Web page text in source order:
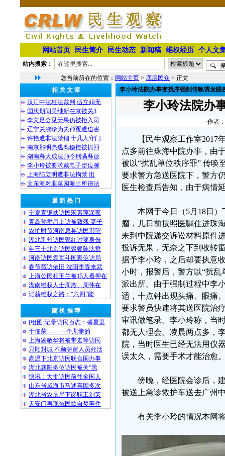
网站首页 民生简介 民生动态 新闻稿 维权经历 个人文
站内搜索：
您当前所在的位置： 网站主页 > 底层民众 > 正文
相 关 文 章
汉江中法枉法裁判 伍立娟无
国庆期间吴继新在京被关3
李文足会见无果仍被拒入司
辽宁关淑珍为夫伸冤遭迫害
许艳遭非法禁锢 十几人守门
南京邵明亮逃离稳控被抓回
湖南释大成法师今刑满释放
李小玲被要求戴电子定位腕
​上海陆立明遭非法拘禁 出
文东海对韭菜园派出所违法
最 新 热 门
宁夏青铜峡访民宋素萍深夜
青岛孙举昌上访被致残 妻子
农忙时节河南息县访民邢望
湖北荆州访民郭红讨要身份
年三十北京访民聚餐陈沈群
河南访民袁军斗国家信访局
春节截访依旧 沈阳李香来武
上海公民程玉兰被15人看押在
湖南维权人士周杰、周伟在
讨薪维权之路：“六四”能
随 机 推 荐
[组图]记录访民百态：盛夏里
于佃荣—— 一个悲惨的
上海凌敏华将被带走等访民
只顾封城 不顾滞留人员死活
高温下北京访民联合国办事
湖北襄阳多位访民被关“黑
快讯：大批访民前往全国人
山东省威海市马述喜因多次
湖北省农垦局下岗职工刘茉
天安门再现冤民欲自焚事件
李小玲法院办事变扰序强制传唤诱发眼
李小玲法院办
作者
【民生观察工作室2017
点多前往珠海中院办事，由
被以“扰乱单位秩序罪” 传唤
要求警方急送医院下，警方
医生检查后告知，由于病情
本网于今日（5月18日
瘤，几日前按照医嘱住进珠
来到中院递交诉讼材料原件
投诉无果，无奈之下到收转
据予李小玲，之后却要执意
小时，报警后，警方以“扰
派出所。由于强制过程中李
适，十点钟出现头痛、眼痛
要求警员快速将其送医院治
审讯做笔录。李小玲称，当
都无人理会。凌晨两点多，
院，当时医生已经无法用仪
误太久，需要手术才能治愈
傍晚，经医院会诊后，
被送上急诊救护车送去广州
有关李小玲的情况本网